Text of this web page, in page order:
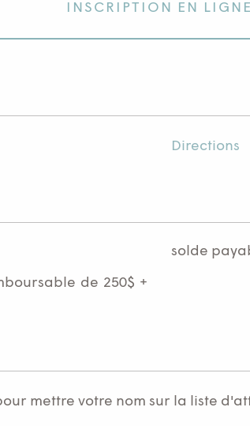
INSCRIPTION EN LIGNE
Directions
de 250$ +
solde
mettre votre nom sur la liste